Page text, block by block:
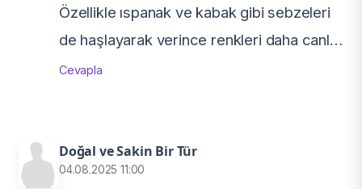
Özellikle ıspanak ve kabak gibi sebzeleri
de haşlayarak verince renkleri daha canlı
hale geliyor. Otçul yapıları kesinlikle göz
Cevapla
Doğal ve Sakin Bir Tür
04.08.2025 11:00